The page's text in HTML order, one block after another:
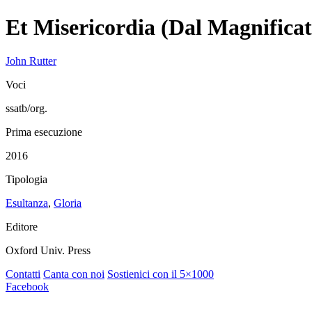
Et Misericordia (Dal
John Rutter
Voci
ssatb/org.
Prima esecuzione
2016
Tipologia
Esultanza, Gloria
Editore
Oxford Univ. Press
Contatti Canta con noi Sostienici con il 5×1000
Facebook